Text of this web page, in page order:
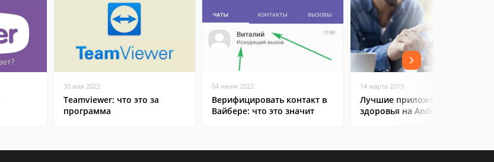
30 мая 2022
Teamviewer: что это за
программа
04 июня 2022
Верифицировать контакт в
Вайбере: что это значит
14 марта 2019
Лучшие приложения для
здоровья на Android